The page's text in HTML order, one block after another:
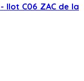
Ilot C06 ZAC de la